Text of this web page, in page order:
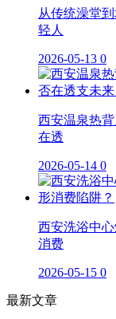
从传统澡堂
轻人
2026-05-13 0
西安温泉热
在透
2026-05-14 0
西安洗浴中
消费
2026-05-15 0
最新文章